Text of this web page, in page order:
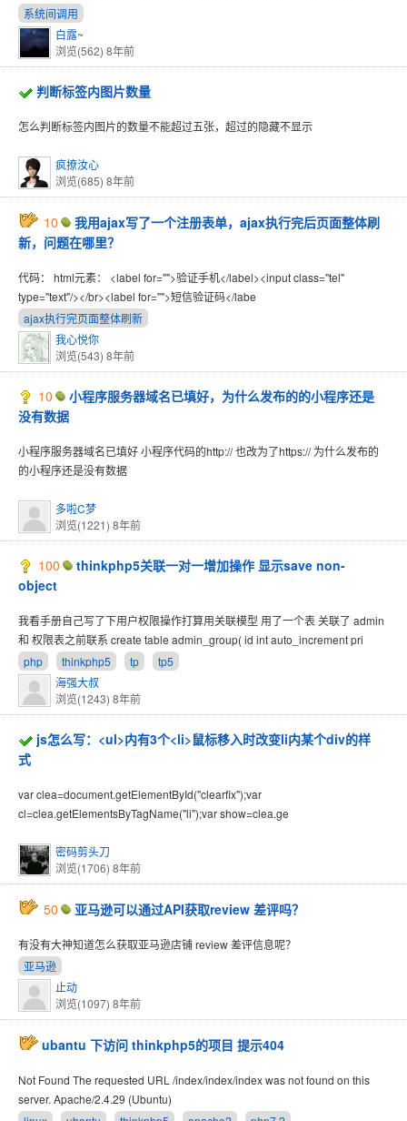
系统间调用
白露~
浏览(562) 8年前
判断标签内图片数量
怎么判断标签内图片的数量不能超过五张，超过的隐藏不显示
疯撩汝心
浏览(685) 8年前
10
我用ajax写了一个注册表单，ajax执行完后页面整体刷
新，问题在哪里？
代码： html元素： <label for="">验证手机</label><input class="tel"
type="text"/></br><label for="">短信验证码</labe
ajax执行完页面整体刷新
我心悦你
浏览(543) 8年前
10
小程序服务器域名已填好，为什么发布的的小程序还是
没有数据
小程序服务器域名已填好 小程序代码的http:// 也改为了https:// 为什么发布的
的小程序还是没有数据
多啦C梦
浏览(1221) 8年前
100
thinkphp5关联一对一增加操作 显示save non-
object
我看手册自己写了下用户权限操作打算用关联模型 用了一个表 关联了 admin
和 权限表之前联系 create table admin_group( id int auto_increment pri
php
thinkphp5 tp
tp5
海强大叔
浏览(1243) 8年前
js怎么写：<ul>内有3个<li>鼠标移入时改变li内某个div的样
式
var clea=document.getElementById("clearfix");var
cl=clea.getElementsByTagName("li");var show=clea.ge
密码剪头刀
浏览(1706) 8年前
50 亚马逊可以通过API获取review 差评吗？
有没有大神知道怎么获取亚马逊店铺 review 差评信息呢？
亚马逊
止动
浏览(1097) 8年前
ubantu 下访问 thinkphp5的项目 提示404
Not Found The requested URL /index/index/index was not found on this
server. Apache/2.4.29 (Ubuntu)